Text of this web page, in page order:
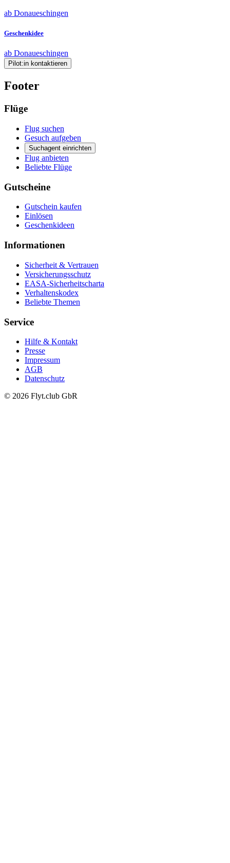
ab Donaueschingen
Geschenkidee
ab Donaueschingen
Pilot:in kontaktieren
Footer
Flüge
Flug suchen
Gesuch aufgeben
Suchagent einrichten
Flug anbieten
Beliebte Flüge
Gutscheine
Gutschein kaufen
Einlösen
Geschenkideen
Informationen
Sicherheit & Vertrauen
Versicherungsschutz
EASA-Sicherheitscharta
Verhaltenskodex
Beliebte Themen
Service
Hilfe & Kontakt
Presse
Impressum
AGB
Datenschutz
© 2026 Flyt.club GbR